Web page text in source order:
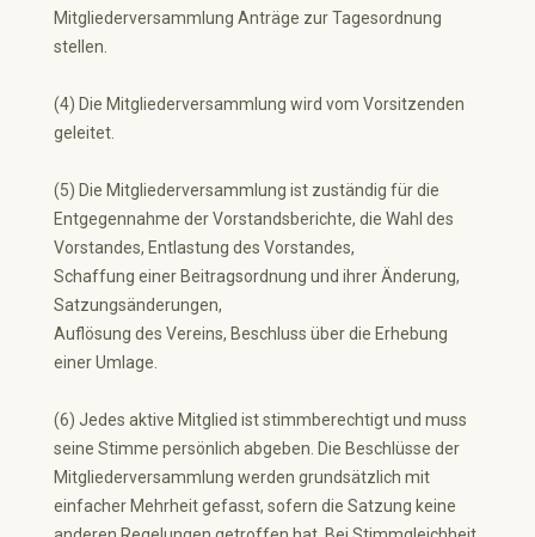
Mitgliederversammlung Anträge zur Tagesordnung
stellen.
(4) Die Mitgliederversammlung wird vom Vorsitzenden
geleitet.
(5) Die Mitgliederversammlung ist zuständig für die
Entgegennahme der Vorstandsberichte, die Wahl des
Vorstandes, Entlastung des Vorstandes,
Schaffung einer Beitragsordnung und ihrer Änderung,
Satzungsänderungen,
Auflösung des Vereins, Beschluss über die Erhebung
einer Umlage.
(6) Jedes aktive Mitglied ist stimmberechtigt und muss
seine Stimme persönlich abgeben. Die Beschlüsse der
Mitgliederversammlung werden grundsätzlich mit
einfacher Mehrheit gefasst, sofern die Satzung keine